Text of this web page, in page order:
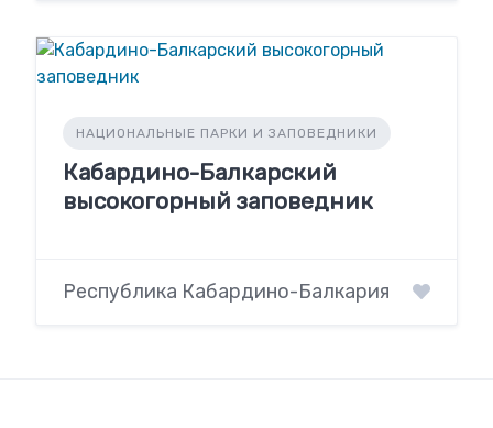
НАЦИОНАЛЬНЫЕ ПАРКИ И ЗАПОВЕДНИКИ
Кабардино-Балкарский
высокогорный заповедник
Республика Кабардино-Балкария